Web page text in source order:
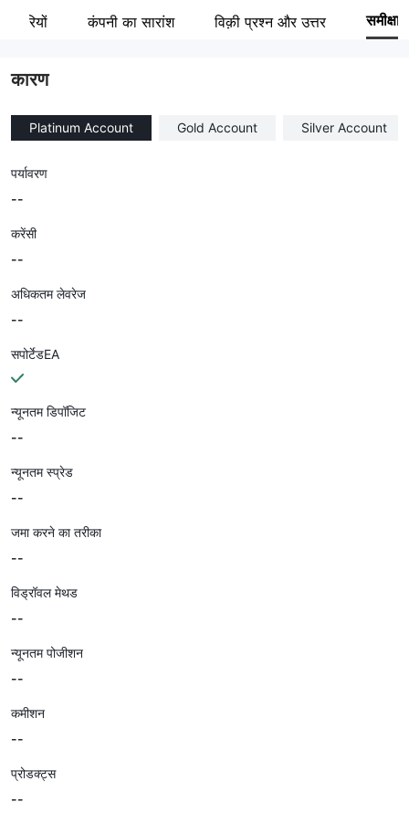
कंपनी का सारांश विक़ी प्रश्न और उत्तर समीक्षा
कारण
Platinum Account Gold Account Silver Account
पर्यावरण
--
करेंसी
--
अधिकतम लेवरेज
--
सपोर्टेडEA
न्यूनतम डिपॉजिट
--
न्यूनतम स्प्रेड
--
जमा करने का तरीका
--
विड्रॉवल मेथड
--
न्यूनतम पोजीशन
--
कमीशन
--
प्रोडक्ट्स
--